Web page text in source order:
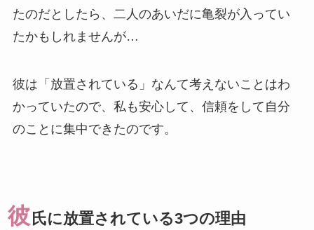
たのだとしたら、二人のあいだに亀裂が入ってい
たかもしれませんが…
彼は「放置されている」なんて考えないことはわ
かっていたので、私も安心して、信頼をして自分
のことに集中できたのです。
彼 氏に放置されている3つの理由